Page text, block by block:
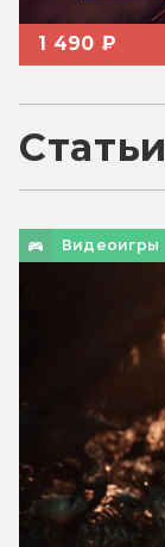
1 490 ₽
Статьи
Видеоигры